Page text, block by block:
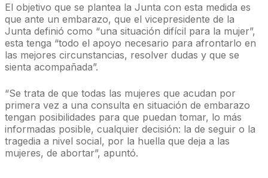
El objetivo que se plantea la Junta con esta medida es
que ante un embarazo, que el vicepresidente de la
Junta definió como “una situación difícil para la mujer”,
esta tenga “todo el apoyo necesario para afrontarlo en
las mejores circunstancias, resolver dudas y que se
sienta acompañada”.
“Se trata de que todas las mujeres que acudan por
primera vez a una consulta en situación de embarazo
tengan posibilidades para que puedan tomar, lo más
informadas posible, cualquier decisión: la de seguir o la
tragedia a nivel social, por la huella que deja a las
mujeres, de abortar”, apuntó.